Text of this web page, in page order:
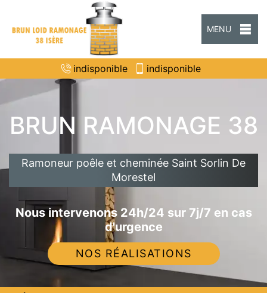
MENU
indisponible indisponible
BRUN RAMONAGE 38
Ramoneur poêle et cheminée Saint Sorlin De
Morestel
Nous intervenons 24h/24 sur 7j/7 en cas
d'urgence
NOS RÉALISATIONS